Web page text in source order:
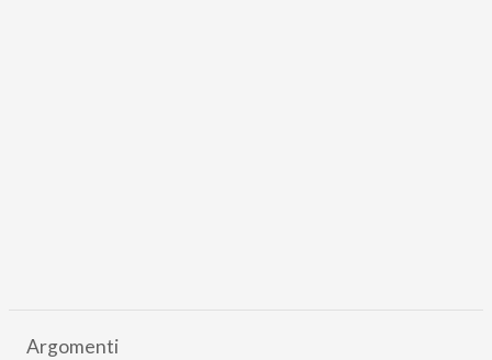
Argomenti